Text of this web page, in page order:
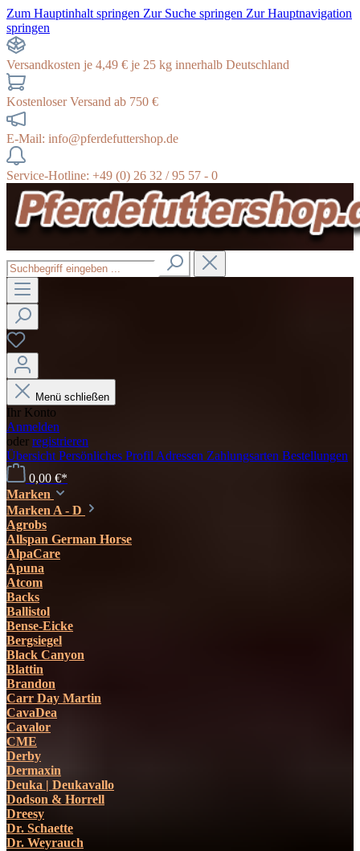
Zum Hauptinhalt springen Zur Suche springen Zur Hauptnavigation
springen
Versandkosten je 4,49 € je 25 kg innerhalb Deutschland
Kostenloser Versand ab 750 €
E-Mail: info@pferdefuttershop.de
Service-Hotline: +49 (0) 26 32 / 95 57 - 0
Menü schließen
Ihr Konto
Anmelden
oder registrieren
Übersicht Persönliches Profil Adressen Zahlungsarten Bestellungen
0,00 €*
Marken
Marken A - D
Agrobs
Allspan German Horse
AlpaCare
Apuna
Atcom
Backs
Ballistol
Bense-Eicke
Bergsiegel
Black Canyon
Blattin
Brandon
Carr Day Martin
CavaDea
Cavalor
CME
Derby
Dermaxin
Deuka | Deukavallo
Dodson & Horrell
Dreesy
Dr. Schaette
Dr. Weyrauch